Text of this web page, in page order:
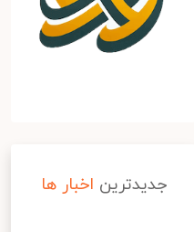
جدیدترین اخبار ها